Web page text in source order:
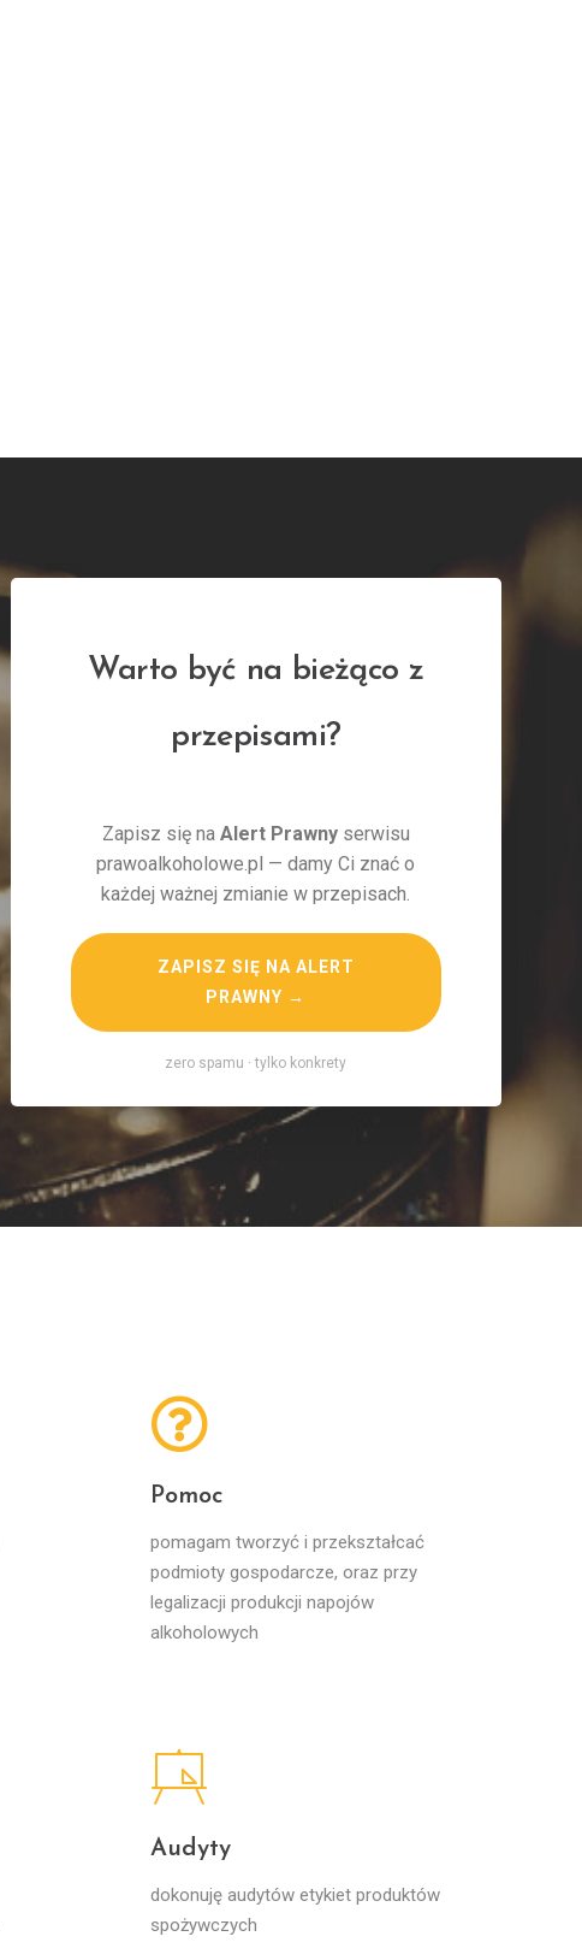
Warto być na bieżąco z
przepisami?
Zapisz się na Alert Prawnyserwisu
prawoalkoholowe.pl — damy Ci znać o
każdej ważnej zmianie w przepisach.
ZAPISZ SIĘ NA ALERT
PRAWNY →
zero spamu · tylko konkrety
Pomoc
pomagam tworzyć i przekształcać
podmioty gospodarcze, oraz przy
legalizacji produkcji napojów
alkoholowych
Audyty
dokonuję audytów etykiet produktów
spożywczych